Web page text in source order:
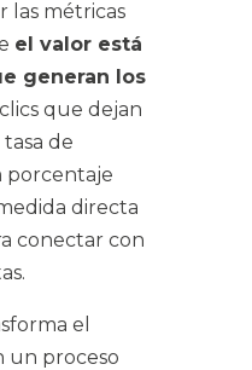
las métricas
el valor está
generan los
que dejan
de
porcentaje
directa
conectar con
el
un proceso